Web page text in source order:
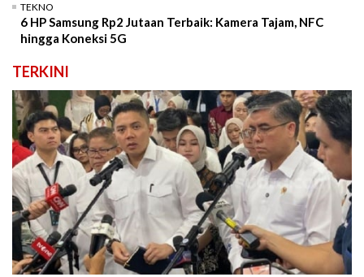
TEKNO
6 HP Samsung Rp2 Jutaan Terbaik: Kamera Tajam, NFC
hingga Koneksi 5G
TERKINI